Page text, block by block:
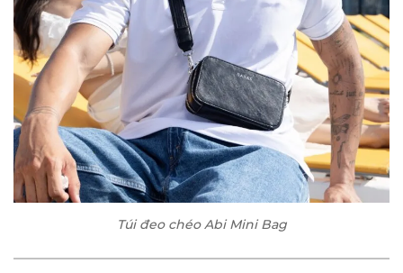
Túi đeo chéo Abi Mini Bag